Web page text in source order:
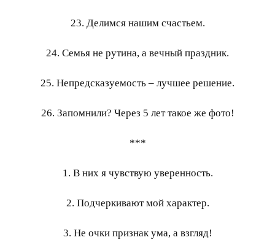
23. Делимся нашим счастьем.
24. Семья не рутина, а вечный праздник.
25. Непредсказуемость – лучшее решение.
26. Запомнили? Через 5 лет такое же фото!
***
1. В них я чувствую уверенность.
2. Подчеркивают мой характер.
3. Не очки признак ума, а взгляд!